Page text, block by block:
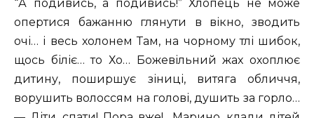
“А подивись, а подивись!” Хлопець не може
опертися бажанню глянути в вікно, зводить
очі… і весь холонем Там, на чорному тлі шибок,
щось біліє… то Хо… Божевільний жах охоплює
дитину, поширшує зіниці, витяга обличчя,
ворушить волоссям на голові, душить за горло…